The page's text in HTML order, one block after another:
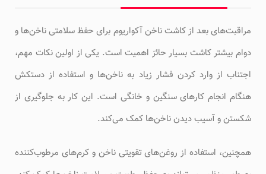
مراقبت‌های بعد از کاشت ناخن آکواریوم برای حفظ سلامتی ناخن‌ها و
دوام بیشتر کاشت بسیار حائز اهمیت است. یکی از اولین نکات مهم،
اجتناب از وارد کردن فشار زیاد به ناخن‌ها و استفاده از دستکش
هنگام انجام کارهای سنگین و خانگی است. این کار به جلوگیری از
شکستن و آسیب دیدن ناخن‌ها کمک می‌کند.
همچنین، استفاده از روغن‌های تقویتی ناخن و کرم‌های مرطوب‌کننده